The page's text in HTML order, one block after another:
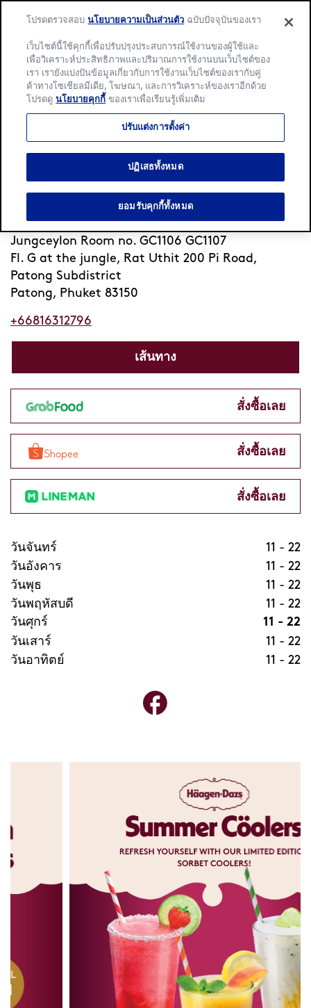
Language:English ภาษาไทย
หน้าแรก / ค้นหาสาขา / Patong / Jungceylon Phuket
Häagen-Dazs Jungceylon
Phuket
Jungceylon Room no. GC1106 GC1107
Fl. G at the jungle, Rat Uthit 200 Pi Road,
Patong Subdistrict
Patong, Phuket 83150
+66816312796
เส้นทาง
สั่งซื้อเลย
สั่งซื้อเลย
สั่งซื้อเลย
วันจันทร์ 11 - 22
วันอังคาร
11 - 22
วันพุธ
11 - 22
วันพฤหัสบดี
11 - 22
วันศุกร์
11 - 22
วันเสาร์
11 - 22
วันอาทิตย์
11 - 22
โปรดตรวจสอบนโยบายความเป็นส่วนตัว ฉบับปัจจุบันของเรา
เว็บไซต์นี้ใช้คุกกี้เพื่อปรับปรุงประสบการณ์ใช้งานของผู้ใช้และ
เพื่อวิเคราะห์ประสิทธิภาพและปริมาณการใช้งานบนเว็บไซต์ของ
เรา เรายังแบ่งปันข้อมูลเกี่ยวกับการใช้งานเว็บไซต์ของเรากับคู่
ค้าทางโซเชียลมีเดีย, โฆษณา, และการวิเคราะห์ของเราอีกด้วย
โปรดดูนโยบายคุกกี้ ของเราเพื่อเรียนรู้เพิ่มเติม
ปรับแต่งการตั้งค่า
ปฏิเสธทั้งหมด
ยอมรับคุกกี้ทั้งหมด